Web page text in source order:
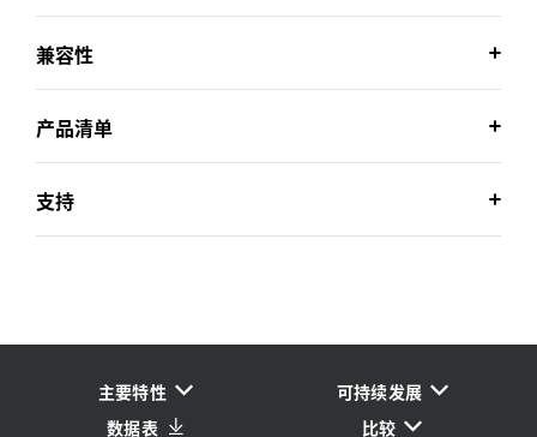
兼容性
产品清单
支持
主要特性
可持续发展
数据表
比较